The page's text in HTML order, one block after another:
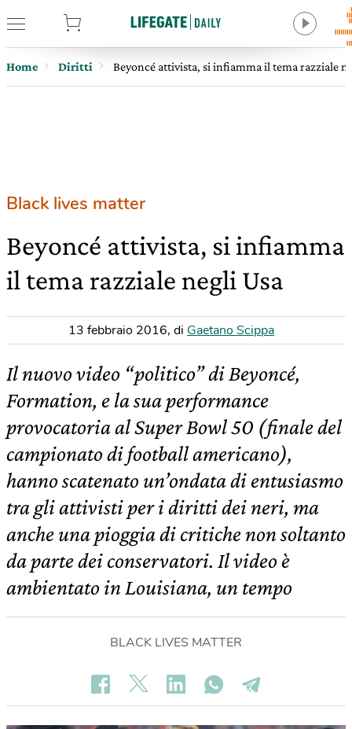
Home Diritti Beyoncé attivista, si infiamma il tema razziale
Black lives matter
Beyoncé attivista, si infiamma
il tema razziale negli Usa
13 febbraio 2016, di Gaetano Scippa
Il nuovo video “politico” di Beyoncé,
Formation, e la sua performance
provocatoria al Super Bowl 50 (finale del
campionato di football americano),
hanno scatenato un’ondata di entusiasmo
tra gli attivisti per i diritti dei neri, ma
anche una pioggia di critiche non soltanto
da parte dei conservatori. Il video è
ambientato in Louisiana, un tempo
BLACK LIVES MATTER